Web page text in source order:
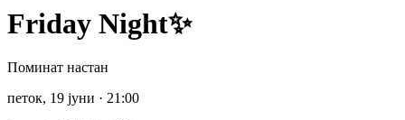
Friday Night✨
Поминат настан
петок, 19 јуни · 21:00